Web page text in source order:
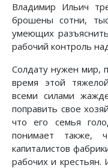
Владимир Ильич
брошены сотни,
умеющих
рабочий контроль
Солдату нужен мир,
время этой
всеми силами
поправить свое
что его семья
понимает также,
капиталистов
рабочих и